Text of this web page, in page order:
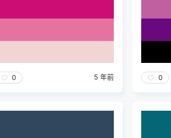
0 5 年前 0